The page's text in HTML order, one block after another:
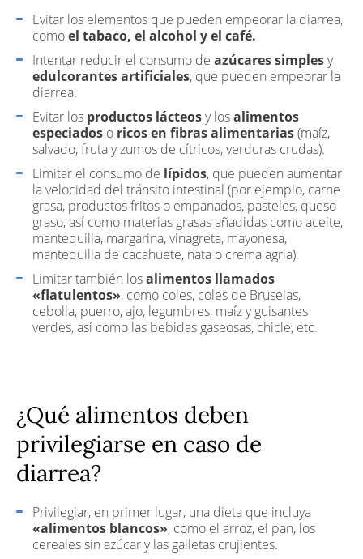
Evitar los elementos que pueden empeorar la diarrea,
comoel tabaco, el alcohol y el café.
Intentar reducir el consumo de azúcares simplesy
edulcorantes artificiales, que pueden empeorar la
diarrea.
Evitar los productos lácteosy losalimentos
especiados o ricos en fibras alimentarias(maíz,
salvado, fruta y zumos de cítricos, verduras crudas).
Limitar el consumo de lípidos, que pueden aumentar
la velocidad del tránsito intestinal (por ejemplo, carne
grasa, productos fritos o empanados, pasteles, queso
graso, así como materias grasas añadidas como aceite,
mantequilla, margarina, vinagreta, mayonesa,
mantequilla de cacahuete, nata o crema agria).
Limitar también losalimentos llamados
«flatulentos», como coles, coles de Bruselas,
cebolla, puerro, ajo, legumbres, maíz y guisantes
verdes, así como las bebidas gaseosas, chicle, etc.
¿Qué alimentos deben
privilegiarse en caso de
diarrea?
Privilegiar, en primer lugar, una dieta que incluya
«alimentos blancos», como el arroz, el pan, los
cereales sin azúcar y las galletas crujientes.